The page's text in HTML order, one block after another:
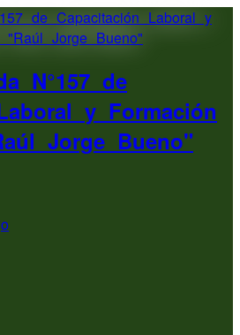
N°157 de
y Formación
Jorge Bueno"